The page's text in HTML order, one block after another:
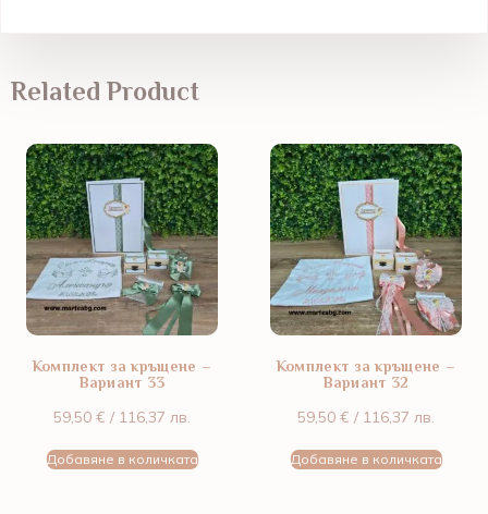
Related Product
Комплект за кръщене –
Вариант 33
59,50 € / 116,37 лв.
Добавяне в количката
Комплект за кръщене –
Вариант 32
59,50 € / 116,37 лв.
Добавяне в количката